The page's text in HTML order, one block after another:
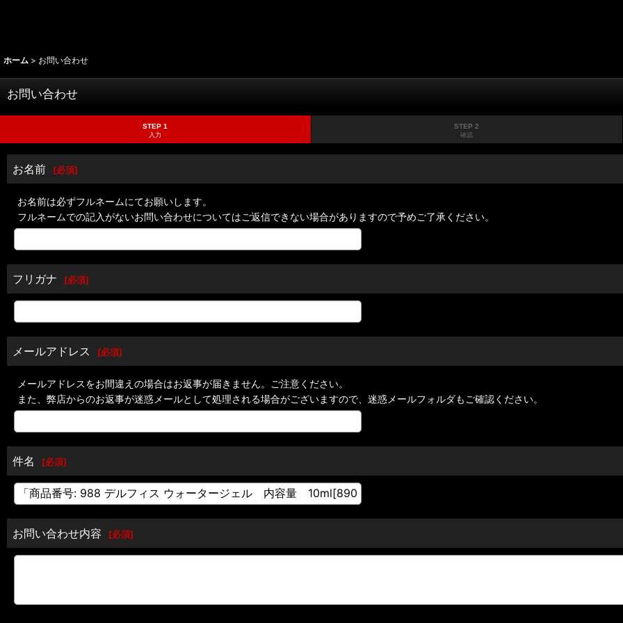
ホーム > お問い合わせ
お問い合わせ
STEP 1
入力
STEP 2
確認
お名前 [必須]
お名前は必ずフルネームにてお願いします。
フルネームでの記入がないお問い合わせについてはご返信できない場合がありますので予めご了承ください。
フリガナ [必須]
メールアドレス [必須]
メールアドレスをお間違えの場合はお返事が届きません。ご注意ください。
また、弊店からのお返事が迷惑メールとして処理される場合がございますので、迷惑メールフォルダもご確認ください。
件名 [必須]
お問い合わせ内容 [必須]